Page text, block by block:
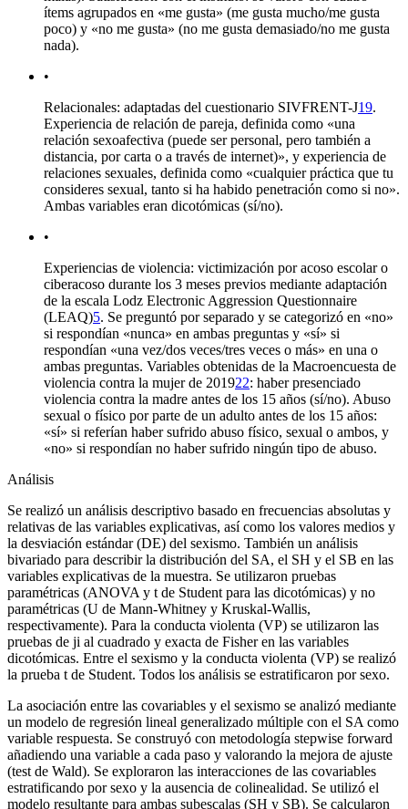
ítems agrupados en «me gusta» (me gusta mucho/me gusta
poco) y «no me gusta» (no me gusta demasiado/no me gusta
nada).
•
Relacionales: adaptadas del cuestionario SIVFRENT-J19.
Experiencia de relación de pareja, definida como «una
relación sexoafectiva (puede ser personal, pero también a
distancia, por carta o a través de internet)», y experiencia de
relaciones sexuales, definida como «cualquier práctica que tu
consideres sexual, tanto si ha habido penetración como si no».
Ambas variables eran dicotómicas (sí/no).
•
Experiencias de violencia: victimización por acoso escolar o
ciberacoso durante los 3 meses previos mediante adaptación
de la escala Lodz Electronic Aggression Questionnaire
(LEAQ)5. Se preguntó por separado y se categorizó en «no»
si respondían «nunca» en ambas preguntas y «sí» si
respondían «una vez/dos veces/tres veces o más» en una o
ambas preguntas. Variables obtenidas de la Macroencuesta de
violencia contra la mujerde 201922: haber presenciado
violencia contra la madre antes de los 15 años (sí/no). Abuso
sexual o físico por parte de un adulto antes de los 15 años:
«sí» si referían haber sufrido abuso físico, sexual o ambos, y
«no» si respondían no haber sufrido ningún tipo de abuso.
Análisis
Se realizó un análisis descriptivo basado en frecuencias absolutas y
relativas de las variables explicativas, así como los valores medios y
la desviación estándar (DE) del sexismo. También un análisis
bivariado para describir la distribución del SA, el SH y el SB en las
variables explicativas de la muestra. Se utilizaron pruebas
paramétricas (ANOVA y t de Student para las dicotómicas) y no
paramétricas (U de Mann-Whitney y Kruskal-Wallis,
respectivamente). Para la conducta violenta (VP) se utilizaron las
pruebas de ji al cuadrado y exacta de Fisher en las variables
dicotómicas. Entre el sexismo y la conducta violenta (VP) se realizó
la prueba t de Student. Todos los análisis se estratificaron por sexo.
La asociación entre las covariables y el sexismo se analizó mediante
un modelo de regresión lineal generalizado múltiple con el SA como
variable respuesta. Se construyó con metodología stepwise forward
añadiendo una variable a cada paso y valorando la mejora de ajuste
(test de Wald). Se exploraron las interacciones de las covariables
estratificando por sexo y la ausencia de colinealidad. Se utilizó el
modelo resultante para ambas subescalas (SH y SB). Se calcularon